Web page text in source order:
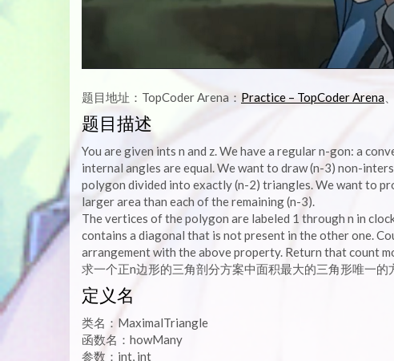
题目地址：TopCoder Arena： Practice – TopCoder Arena
题目描述
You are given ints n and z. We have a regular n-gon: a
internal angles are equal. We want to draw (n-3) non-
polygon divided into exactly (n-2) triangles. We want to
larger area than each of the remaining (n-3).
The vertices of the polygon are labeled 1 through n in
contains a diagonal that is not present in the other one.
arrangement with the above property. Return that count
求一个正n边形的三角剖分方案中面积最大的三角形唯一的
定义名
类名：MaximalTriangle
函数名：howMany
参数：int, int